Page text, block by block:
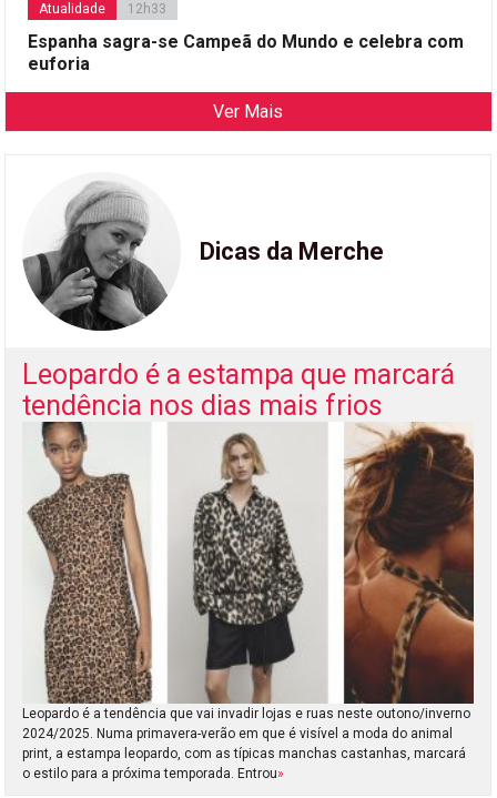
Atualidade 12h33
Espanha sagra-se Campeã do Mundo e celebra com
euforia
Ver Mais
Dicas da Merche
Leopardo é a estampa que marcará
tendência nos dias mais frios
Leopardo é a tendência que vai invadir lojas e ruas neste outono/inverno
2024/2025. Numa primavera-verão em que é visível a moda do animal
print, a estampa leopardo, com as típicas manchas castanhas, marcará
o estilo para a próxima temporada. Entrou»